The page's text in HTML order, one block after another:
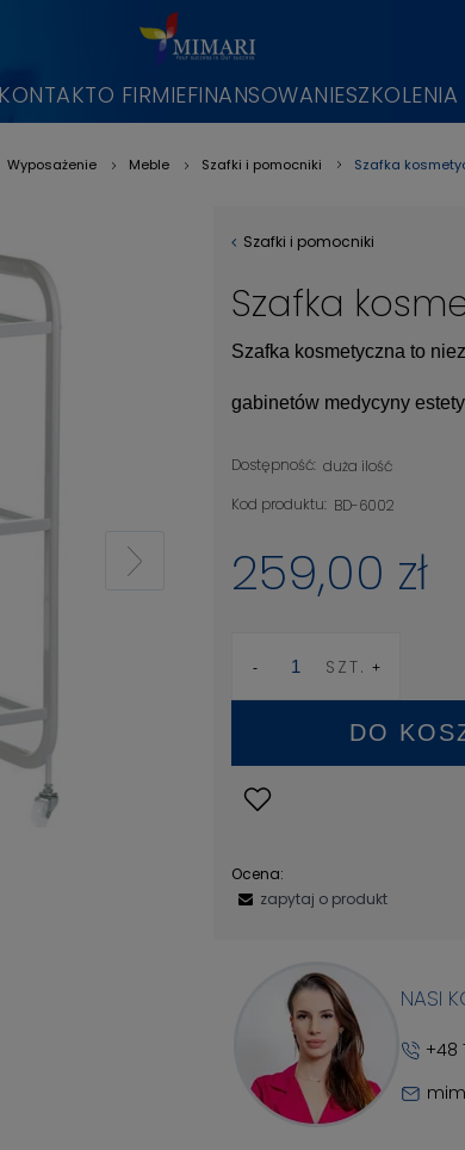
KONTAKTO FIRMIEFINANSOWANIESZKOLENIA
Wyposażenie Meble Szafki i pomocniki Szafka
Szafki i pomocniki
Szafka
Szafka kosmetyczna to
gabinetów medycyny
Dostępność: duża ilość
Kod produktu: BD-6002
259,00 zł
SZT.
DO
Ocena:
zapytaj o produkt
NASI
+48